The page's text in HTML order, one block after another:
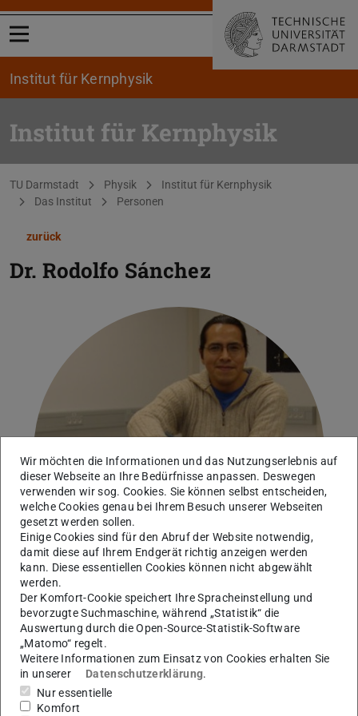
Menü öffnen
Institut für Kernphysik
Institut für Kernphysik
Sie befinden sich hier:
TU Darmstadt Physik
Institut für Kernphysik
Das Institut
Personen
zurück
Dr. Rodolfo Sánchez
AG Nörtershöäuser
Kontakt
Wir möchten die Informationen und das Nutzungserlebnis auf
dieser Webseite an Ihre Bedürfnisse anpassen. Deswegen
verwenden wir sog. Cookies. Sie können selbst entscheiden,
welche Cookies genau bei Ihrem Besuch unserer Webseiten
gesetzt werden sollen.
Einige Cookies sind für den Abruf der Website notwendig,
damit diese auf Ihrem Endgerät richtig anzeigen werden
kann. Diese essentiellen Cookies können nicht abgewählt
werden.
Der Komfort-Cookie speichert Ihre Spracheinstellung und
bevorzugte Suchmaschine, während „Statistik“ die
Auswertung durch die Open-Source-Statistik-Software
„Matomo“ regelt.
Weitere Informationen zum Einsatz von Cookies erhalten Sie
in unserer
Datenschutzerklärung.
Nur essentielle
Komfort